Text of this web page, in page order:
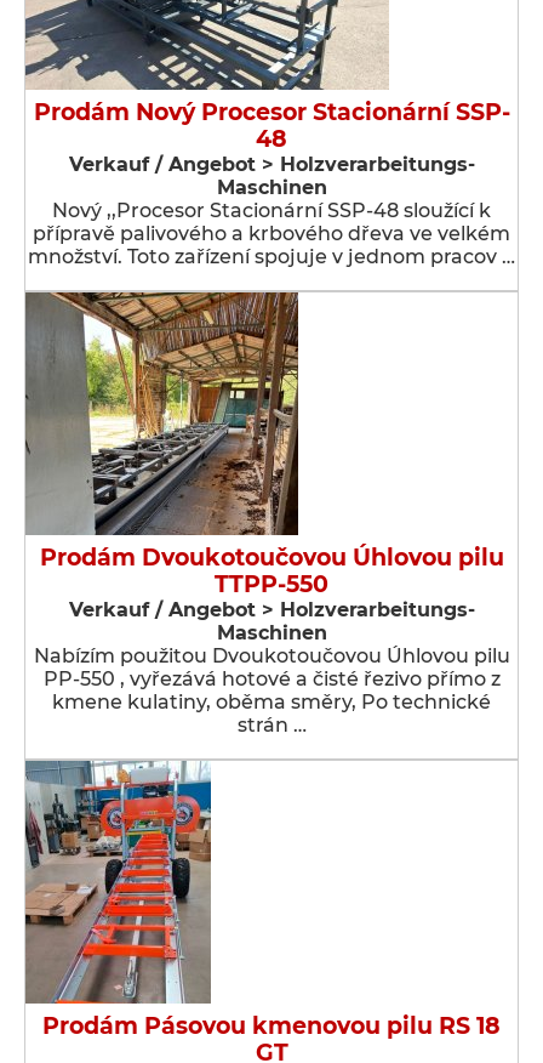
Prodám Nový Procesor Stacionární SSP-
48
Verkauf / Angebot > Holzverarbeitungs-
Maschinen
Nový ,,Procesor Stacionární SSP-48 sloužící k
přípravě palivového a krbového dřeva ve velkém
množství. Toto zařízení spojuje v jednom pracov …
Prodám Dvoukotoučovou Úhlovou pilu
TTPP-550
Verkauf / Angebot > Holzverarbeitungs-
Maschinen
Nabízím použitou Dvoukotoučovou Úhlovou pilu
PP-550 , vyřezává hotové a čisté řezivo přímo z
kmene kulatiny, oběma směry, Po technické
strán …
Prodám Pásovou kmenovou pilu RS 18
GT